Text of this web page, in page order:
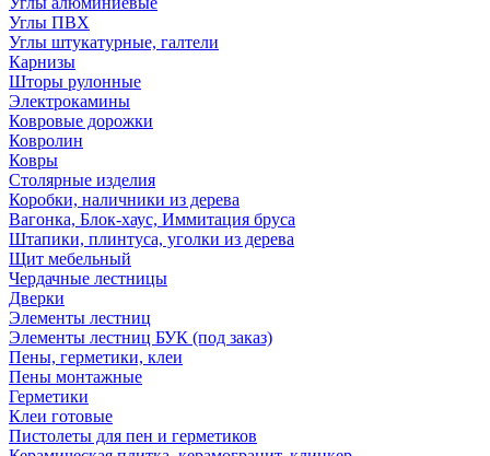
Углы ПВХ
Углы штукатурные, галтели
Карнизы
Шторы рулонные
Электрокамины
Ковровые дорожки
Ковролин
Ковры
Столярные изделия
Коробки, наличники из дерева
Вагонка, Блок-хаус, Иммитация бруса
Штапики, плинтуса, уголки из дерева
Щит мебельный
Чердачные лестницы
Дверки
Элементы лестниц
Элементы лестниц БУК (под заказ)
Пены, герметики, клеи
Пены монтажные
Герметики
Клеи готовые
Пистолеты для пен и герметиков